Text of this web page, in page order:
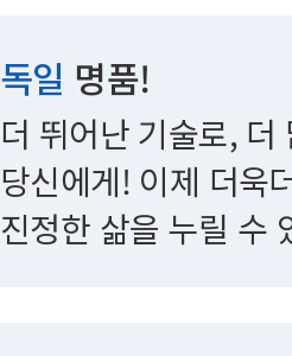
독일 명품!
더 뛰어난 기술로, 더
당신에게! 이제 더욱
진정한 삶을 누릴 수